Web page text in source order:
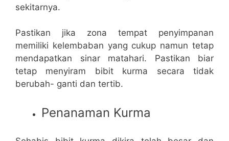
sekitarnya.
Pastikan jika zona tempat penyimpanan
memiliki kelembaban yang cukup namun tetap
mendapatkan sinar matahari. Pastikan biar
tetap menyiram bibit kurma secara tidak
berubah- ganti dan tertib.
Penanaman Kurma